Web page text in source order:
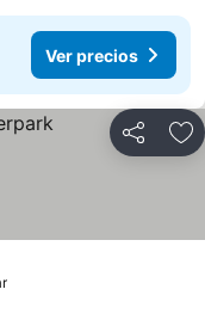
Ver precios
Compartir